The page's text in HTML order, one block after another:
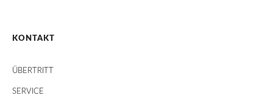
KONTAKT
ÜBERTRITT
SERVICE